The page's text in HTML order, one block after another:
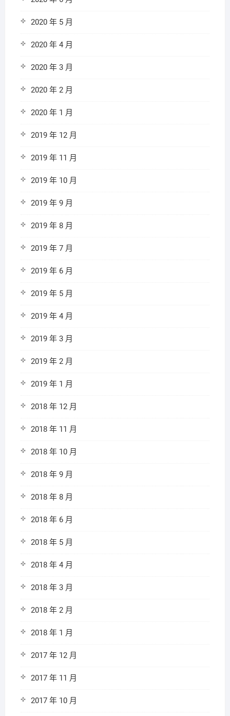
2020 年 5 月
2020 年 4 月
2020 年 3 月
2020 年 2 月
2020 年 1 月
2019 年 12 月
2019 年 11 月
2019 年 10 月
2019 年 9 月
2019 年 8 月
2019 年 7 月
2019 年 6 月
2019 年 5 月
2019 年 4 月
2019 年 3 月
2019 年 2 月
2019 年 1 月
2018 年 12 月
2018 年 11 月
2018 年 10 月
2018 年 9 月
2018 年 8 月
2018 年 6 月
2018 年 5 月
2018 年 4 月
2018 年 3 月
2018 年 2 月
2018 年 1 月
2017 年 12 月
2017 年 11 月
2017 年 10 月